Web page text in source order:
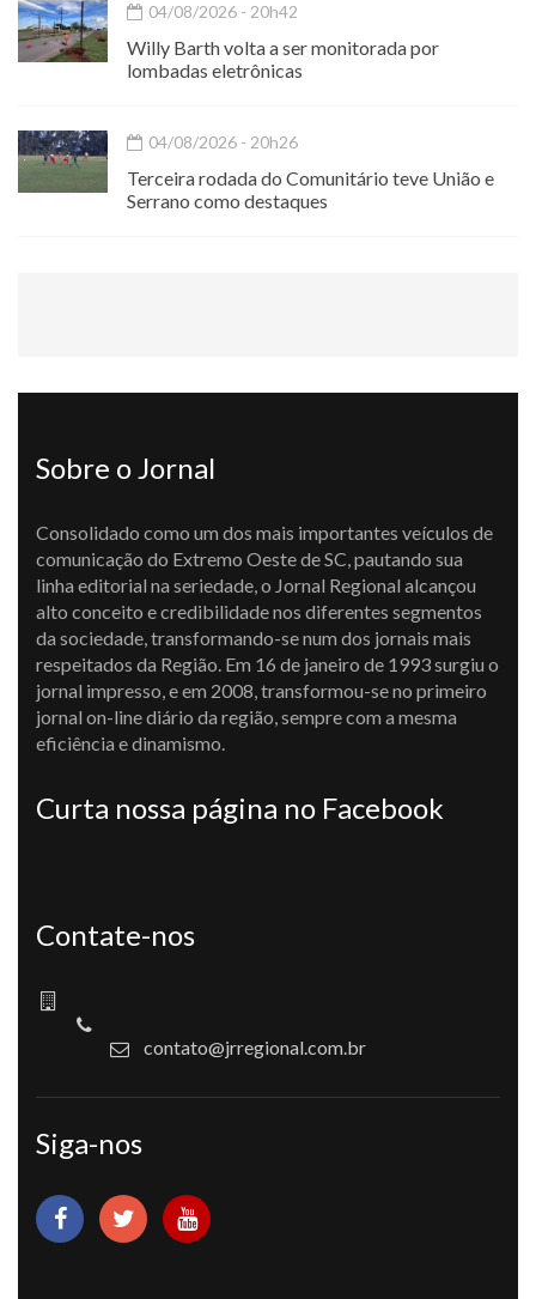
04/08/2026 - 20h42
Willy Barth volta a ser monitorada por
lombadas eletrônicas
04/08/2026 - 20h26
Terceira rodada do Comunitário teve União e
Serrano como destaques
Sobre o Jornal
Consolidado como um dos mais importantes veículos de
comunicação do Extremo Oeste de SC, pautando sua
linha editorial na seriedade, o Jornal Regional alcançou
alto conceito e credibilidade nos diferentes segmentos
da sociedade, transformando-se num dos jornais mais
respeitados da Região. Em 16 de janeiro de 1993 surgiu o
jornal impresso, e em 2008, transformou-se no primeiro
jornal on-line diário da região, sempre com a mesma
eficiência e dinamismo.
Curta nossa página no Facebook
Contate-nos
contato@jrregional.com.br
Siga-nos